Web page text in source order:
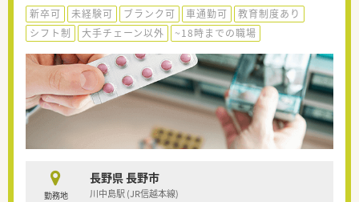
新卒可 未経験可 ブランク可 車通勤可
教育制度あり
シフト制
大手チェーン以外 ~18時までの職場
勤務地
長野県 長野市
川中島駅 (JR信越本線)